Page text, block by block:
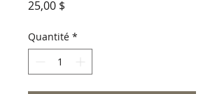
25,00 $
Quantité *